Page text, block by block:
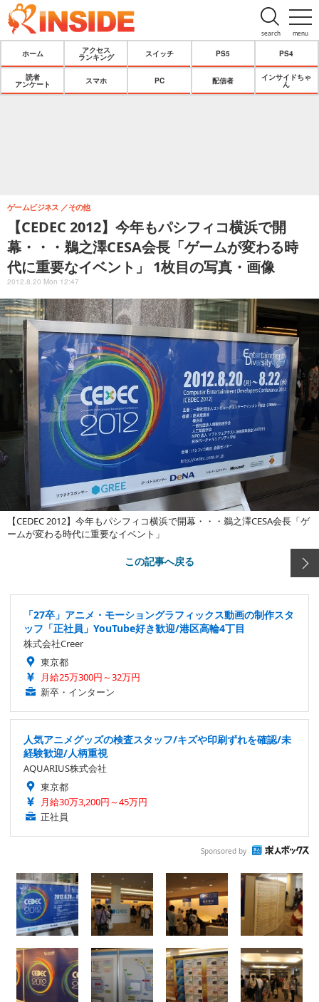
menu
search
ホーム
アクセス
ランキング
スイッチ PS5 PS4
読者
アンケート
スマホ PC 配信者
インサイドちゃ
ん
【CEDEC 2012】今年もパシフィコ横浜で開
幕・・・鵜之澤CESA会長「ゲームが変わる時
代に重要なイベント」 1枚目の写真・画像
ゲームビジネス その他
2012.8.20 Mon 12:47
【CEDEC 2012】今年もパシフィコ横浜で開幕・・・鵜之澤CESA会長「ゲ
ームが変わる時代に重要なイベント」
この記事へ戻る
「27卒」アニメ・モーショングラフィックス動画の制作スタ
ッフ「正社員」YouTube好き歓迎/港区高輪4丁目
株式会社Creer
東京都
月給25万300円～32万円
新卒・インターン
人気アニメグッズの検査スタッフ/キズや印刷ずれを確認/未
経験歓迎/人柄重視
AQUARIUS株式会社
東京都
月給30万3,200円～45万円
正社員
Sponsored by